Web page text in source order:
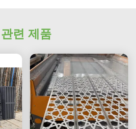
관련 제품